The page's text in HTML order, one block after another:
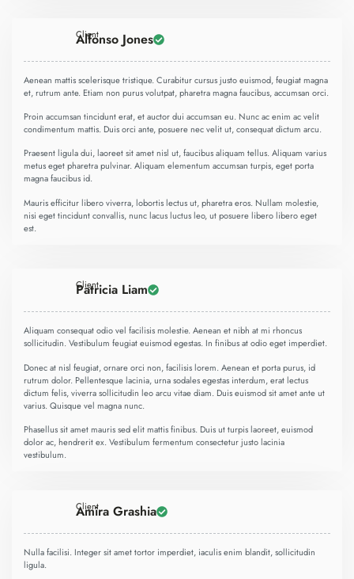
Alfonso Jones
Client
Aenean mattis scelerisque tristique. Curabitur cursus justo euismod, feugiat magna
et, rutrum ante. Etiam non purus volutpat, pharetra magna faucibus, accumsan orci.
Proin accumsan tincidunt erat, et auctor dui accumsan eu. Nunc ac enim ac velit
condimentum mattis. Duis orci ante, posuere nec velit ut, consequat dictum arcu.
Praesent ligula dui, laoreet sit amet nisl ut, faucibus aliquam tellus. Aliquam varius
metus eget pharetra pulvinar. Aliquam elementum accumsan turpis, eget porta
magna faucibus id.
Mauris efficitur libero viverra, lobortis lectus ut, pharetra eros. Nullam molestie,
nisi eget tincidunt convallis, nunc lacus luctus leo, ut posuere libero libero eget
est.
Patricia Liam
Client
Aliquam consequat odio vel facilisis molestie. Aenean et nibh at mi rhoncus
sollicitudin. Vestibulum feugiat euismod egestas. In finibus at odio eget imperdiet.
Donec at nisl feugiat, ornare orci non, facilisis lorem. Aenean et porta purus, id
rutrum dolor. Pellentesque lacinia, urna sodales egestas interdum, erat lectus
dictum felis, viverra sollicitudin leo arcu vitae diam. Duis euismod sit amet ante ut
varius. Quisque vel magna nunc.
Phasellus sit amet mauris sed elit mattis finibus. Duis ut turpis laoreet, euismod
dolor ac, hendrerit ex. Vestibulum fermentum consectetur justo lacinia
vestibulum.
Amira Grashia
Client
Nulla facilisi. Integer sit amet tortor imperdiet, iaculis enim blandit, sollicitudin
ligula.